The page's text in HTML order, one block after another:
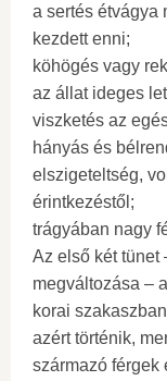
a sertés étvágya
kezdett enni;
köhögés vagy
az állat ideges
viszketés az
hányás és
elszigeteltség,
érintkezéstől;
trágyában nagy
Az első két tünet
megváltozása –
korai
azért történik,
származó férgek